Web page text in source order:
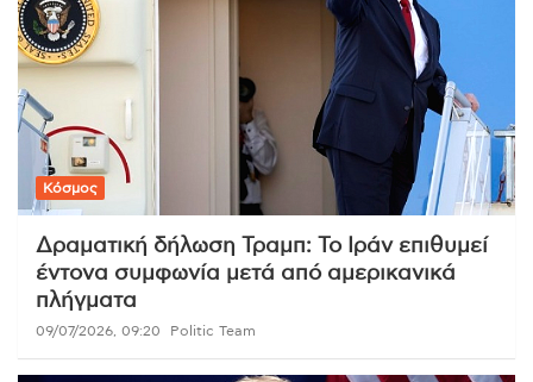
Κόσμος
Δραματική δήλωση Τραμπ: Το Ιράν επιθυμεί
έντονα συμφωνία μετά από αμερικανικά
πλήγματα
09/07/2026, 09:20 Politic Team